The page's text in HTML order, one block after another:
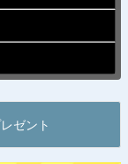
ゼント